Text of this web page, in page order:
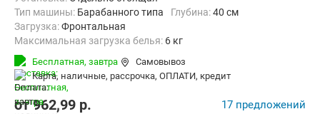
Тип машины: Барабанного типа Глубина:40 см
загрузка:Фронтальная
Максимальная загрузка белья: 6 кг
Количество программ:
Материал бака:
Нерж. сталь
Дополнительные функции:
Выбор скорости отжима, Звуковой
Безопасность:
Бесплатная, завтра
Самовывоз
карта, наличные, рассрочка, ОПЛАТИ, кредит
от962,99 p. 17 предложений